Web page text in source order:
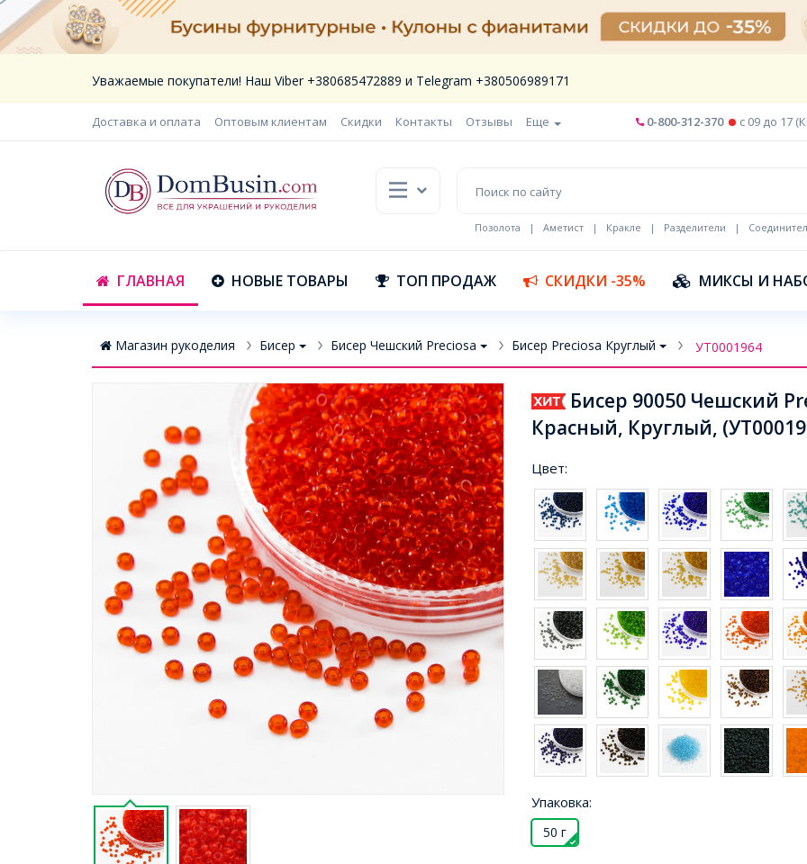
Уважаемые покупатели! Наш Viber +380685472889 и Telegram +380506989171
Доставка и оплата Оптовым клиентам Скидки Контакты Отзывы Еще 0-800-312-370 c 09 до 17
Позолота | Аметист | Кракле | Разделители |
ГЛАВНАЯ НОВЫЕ ТОВАРЫ ТОП ПРОДАЖ СКИДКИ -35% МИКСЫ И
Магазин рукоделия Бисер Бисер Чешский Preciosa Бисер Preciosa Круглый УТ0001964
Бисер 90050 Чешский
Красный, Круглый,
Цвет:
Упаковка:
50 г